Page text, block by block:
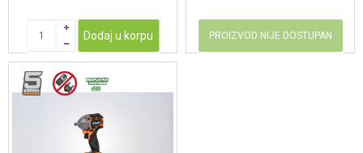
Dodaj u korpu PROIZVOD NIJE DOSTUPAN